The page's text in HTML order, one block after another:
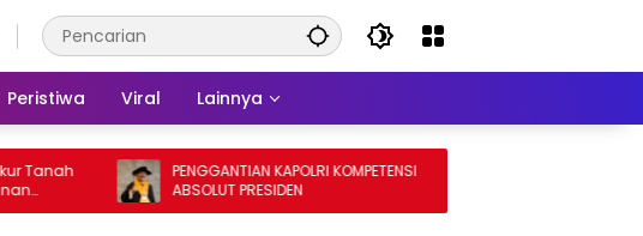
Peristiwa Viral Lainnya
PENGGANTIAN KAPOLRI KOMPETENSI
ABSOLUT PRESIDEN